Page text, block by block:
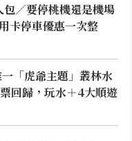
／要停桃機還是機場
卡停車優惠一次整
一「虎爺主題」叢林水
回歸，玩水＋4大順遊